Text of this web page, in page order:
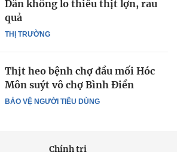
THỊ TRƯỜNG
Dân không lo thiếu thịt lợn, rau
quả
BẢO VỆ NGƯỜI TIÊU DÙNG
Thịt heo bệnh chợ đầu mối Hóc
Môn suýt vô chợ Bình Điền
Chính trị